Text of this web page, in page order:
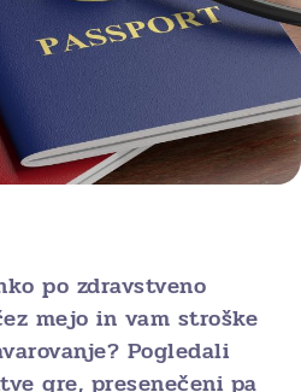
po zdravstveno
mejo in vam stroške
Pogledali
gre, presenečeni pa